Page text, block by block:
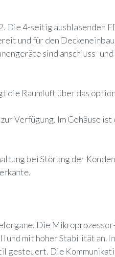
4-seitig ausblasenden
und für den
sind anschluss-
Raumluft über das
Verfügung. Im Gehäuse ist
bei Störung der
Die
und mit hoher Stabilität an.
gesteuert. Die